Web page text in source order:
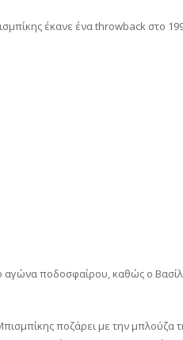
έκανε ένα throwback στο
ποδοσφαίρου, καθώς ο
ποζάρει με την